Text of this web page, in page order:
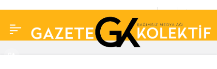
yapmayın! Uzmanlardan